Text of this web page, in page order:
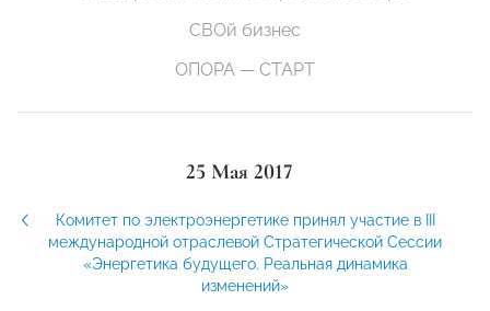
СВОй бизнес
ОПОРА — СТАРТ
25 Мая 2017
Комитет по электроэнергетике принял участие в III
международной отраслевой Стратегической Сессии
«Энергетика будущего. Реальная динамика
изменений»